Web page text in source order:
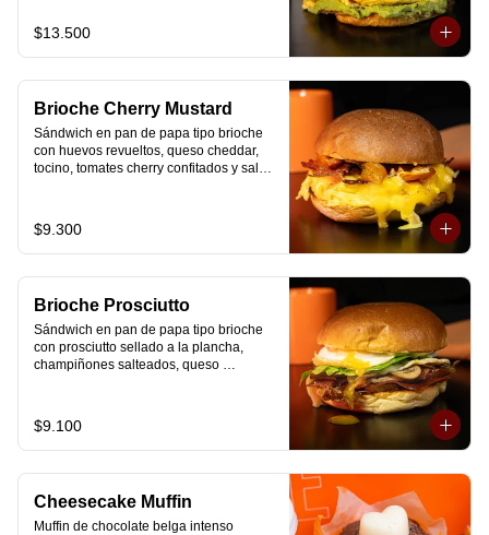
Se envía en bolsa delivery.
$13.500
Brioche Cherry Mustard
Sándwich en pan de papa tipo brioche
con huevos revueltos, queso cheddar,
tocino, tomates cherry confitados y salsa
$9.300
Brioche Prosciutto
Sándwich en pan de papa tipo brioche
con prosciutto sellado a la plancha,
champiñones salteados, queso
$9.100
Cheesecake Muffin
Muffin de chocolate belga intenso